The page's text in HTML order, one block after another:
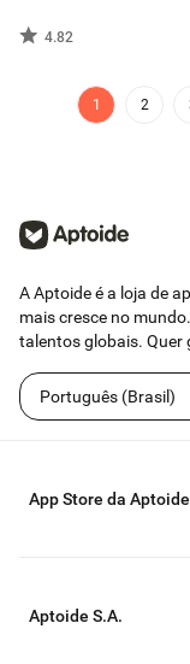
4.82
1 2
A Aptoide é a loja de
mais cresce no
talentos globais. Quer
Português (Brasil)
App Store da Aptoide
Aptoide S.A.